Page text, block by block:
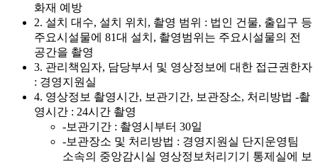
화재 예방
2. 설치 대수, 설치 위치, 촬영 범위 : 법인 건물, 출입구 등
주요시설물에 81대 설치, 촬영범위는 주요시설물의 전
공간을 촬영
3. 관리책임자, 담당부서 및 영상정보에 대한 접근권한자
: 경영지원실
4. 영상정보 촬영시간, 보관기간, 보관장소, 처리방법 -촬
영시간 : 24시간 촬영
-보관기간 : 촬영시부터 30일
-보관장소 및 처리방법 : 경영지원실 단지운영팀
소속의 중앙감시실 영상정보처리기기 통제실에 보